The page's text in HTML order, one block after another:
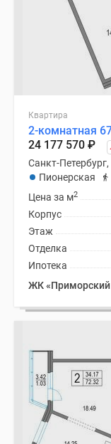
Квартира
2-комнатная
24 177 570 ₽
Санкт-
Пионерская
Цена за м2
Корпус
Этаж
Отделка
Ипотека
ЖК «Приморский